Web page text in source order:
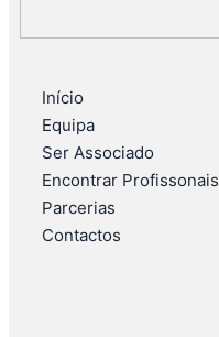
Início
Equipa
Ser Associado
Encontrar Profissonais
Parcerias
Contactos